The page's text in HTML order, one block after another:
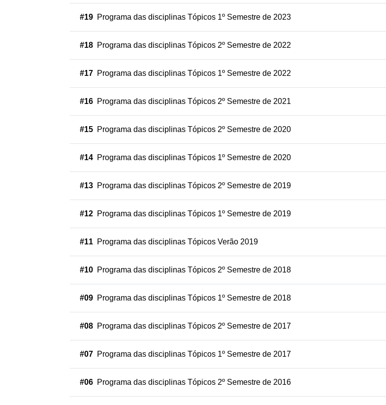
#19 Programa das disciplinas Tópicos 1º Semestre de 2023
#18 Programa das disciplinas Tópicos 2º Semestre de 2022
#17 Programa das disciplinas Tópicos 1º Semestre de 2022
#16 Programa das disciplinas Tópicos 2º Semestre de 2021
#15 Programa das disciplinas Tópicos 2º Semestre de 2020
#14 Programa das disciplinas Tópicos 1º Semestre de 2020
#13 Programa das disciplinas Tópicos 2º Semestre de 2019
#12 Programa das disciplinas Tópicos 1º Semestre de 2019
#11 Programa das disciplinas Tópicos Verão 2019
#10 Programa das disciplinas Tópicos 2º Semestre de 2018
#09 Programa das disciplinas Tópicos 1º Semestre de 2018
#08 Programa das disciplinas Tópicos 2º Semestre de 2017
#07 Programa das disciplinas Tópicos 1º Semestre de 2017
#06 Programa das disciplinas Tópicos 2º Semestre de 2016